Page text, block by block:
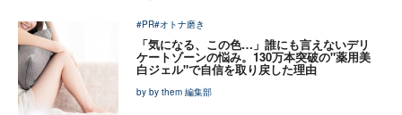
#PR#オトナ磨き
「気になる、この色…」誰にも言えないデリ
ケートゾーンの悩み。130万本突破の"薬用美
白ジェル"で自信を取り戻した理由
by by them 編集部